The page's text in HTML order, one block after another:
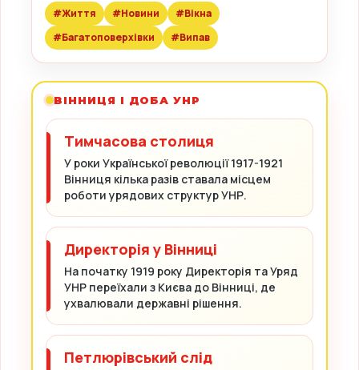
#Життя #Новини
#Вікна
#Багатоповерхівки
#Випав
ВІННИЦЯ І ДОБА УНР
Тимчасова столиця
У роки Української революції 1917-1921
Вінниця кілька разів ставала місцем
роботи урядових структур УНР.
Директорія у Вінниці
На початку 1919 року Директорія та Уряд
УНР переїхали з Києва до Вінниці, де
ухвалювали державні рішення.
Петлюрівський слід